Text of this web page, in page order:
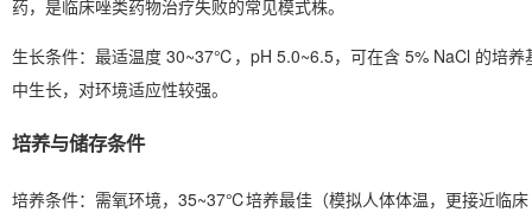
药，是临床唑类药物治疗失败的常见模式株。
生长条件：最适温度 30~37℃，pH 5.0~6.5，可在含 5% NaCl 的培养
中生长，对环境适应性较强。
培养与储存条件
培养条件：需氧环境，35~37℃培养最佳（模拟人体体温，更接近临床